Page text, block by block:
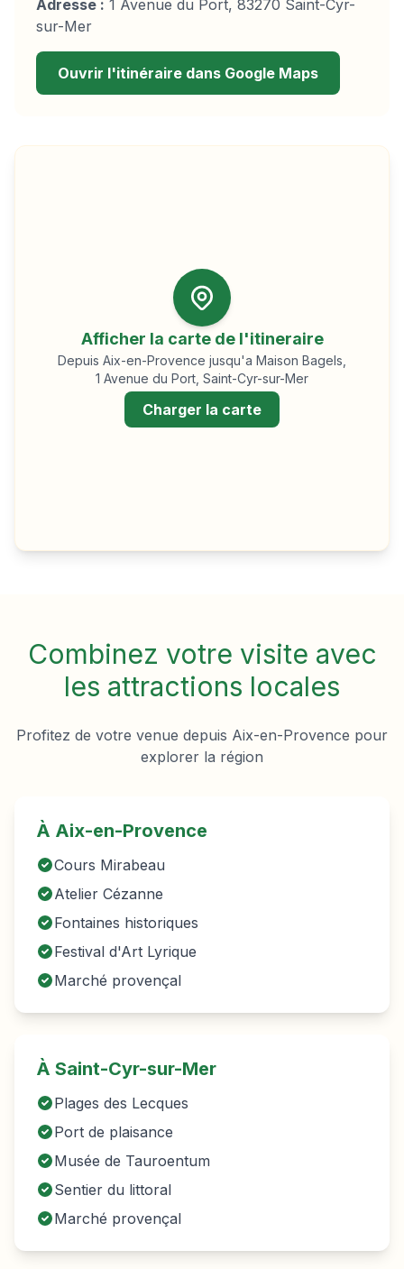
Adresse : 1 Avenue du Port, 83270 Saint-Cyr-
sur-Mer
Ouvrir l'itinéraire dans Google Maps
Afficher la carte de l'itineraire
Depuis Aix-en-Provence jusqu'a Maison Bagels,
1 Avenue du Port, Saint-Cyr-sur-Mer
Charger la carte
Combinez votre visite avec
les attractions locales
Profitez de votre venue depuis Aix-en-Provence pour
explorer la région
À Aix-en-Provence
Cours Mirabeau
Atelier Cézanne
Fontaines historiques
Festival d'Art Lyrique
Marché provençal
À Saint-Cyr-sur-Mer
Plages des Lecques
Port de plaisance
Musée de Tauroentum
Sentier du littoral
Marché provençal